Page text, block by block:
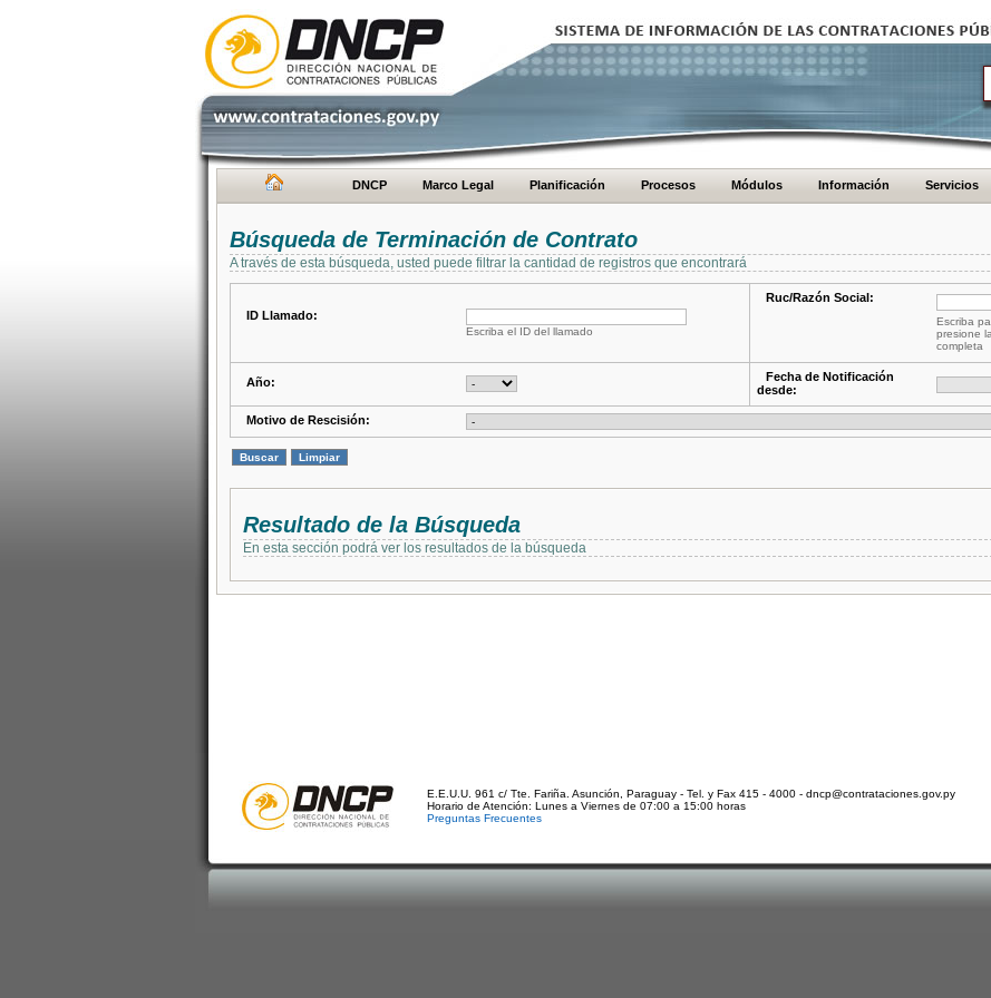
DNCP Marco Legal Planificación Procesos Módulos Información Servicios
Búsqueda de Terminación de Contrato
A través de esta búsqueda, usted puede filtrar la cantidad de registros que encontrará
ID Llamado:
Escriba el ID del llamado
Ruc/Razón Social:
Escriba
presione
completa
Año:
Fecha de Notificación
desde:
Motivo de Rescisión:
Resultado de la Búsqueda
En esta sección podrá ver los resultados de la búsqueda
E.E.U.U. 961 c/ Tte. Fariña. Asunción, Paraguay - Tel. y Fax 415 - 4000 - dncp@contrataciones.gov.py
Horario de Atención: Lunes a Viernes de 07:00 a 15:00 horas
Preguntas Frecuentes